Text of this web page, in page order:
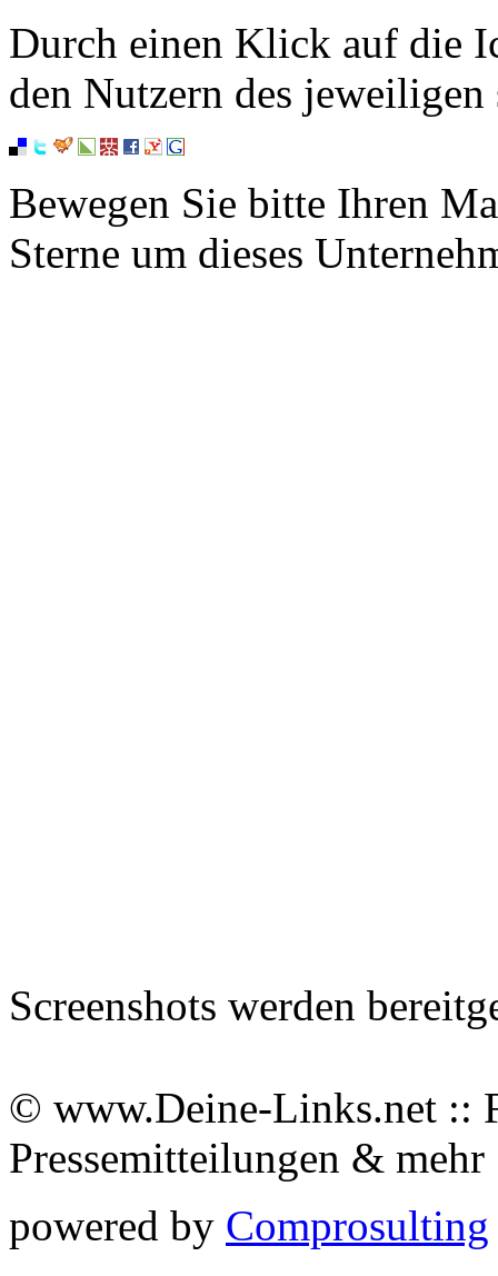
Durch einen Klick auf die
den Nutzern des
Bewegen Sie bitte Ihren
Sterne um dieses
Screenshots werden
© www.Deine-Links.net ::
Pressemitteilungen &
powered by Comprosulting